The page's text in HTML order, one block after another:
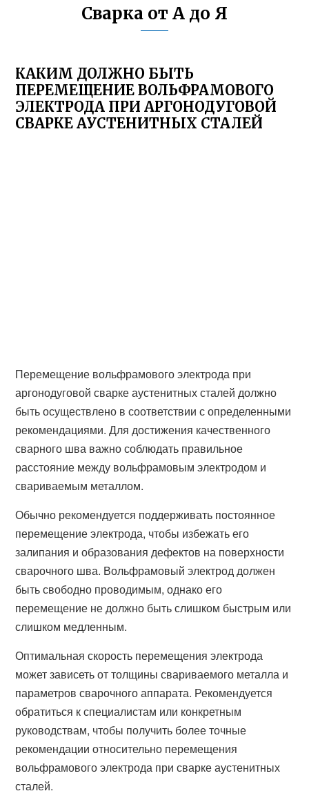
Сварка от А до Я
КАКИМ ДОЛЖНО БЫТЬ
ПЕРЕМЕЩЕНИЕ ВОЛЬФРАМОВОГО
ЭЛЕКТРОДА ПРИ АРГОНОДУГОВОЙ
СВАРКЕ АУСТЕНИТНЫХ СТАЛЕЙ
Перемещение вольфрамового электрода при
аргонодуговой сварке аустенитных сталей должно
быть осуществлено в соответствии с определенными
рекомендациями. Для достижения качественного
сварного шва важно соблюдать правильное
расстояние между вольфрамовым электродом и
свариваемым металлом.
Обычно рекомендуется поддерживать постоянное
перемещение электрода, чтобы избежать его
залипания и образования дефектов на поверхности
сварочного шва. Вольфрамовый электрод должен
быть свободно проводимым, однако его
перемещение не должно быть слишком быстрым или
слишком медленным.
Оптимальная скорость перемещения электрода
может зависеть от толщины свариваемого металла и
параметров сварочного аппарата. Рекомендуется
обратиться к специалистам или конкретным
руководствам, чтобы получить более точные
рекомендации относительно перемещения
вольфрамового электрода при сварке аустенитных
сталей.